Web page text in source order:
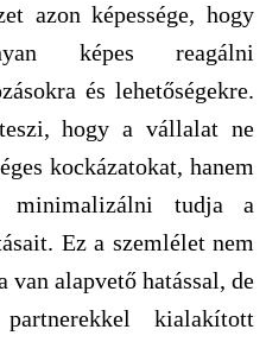
azon képessége, hogy
képes reagálni
és lehetőségekre.
hogy a vállalat ne
kockázatokat, hanem
minimalizálni tudja a
Ez a szemlélet nem
van alapvető hatással, de
kialakított